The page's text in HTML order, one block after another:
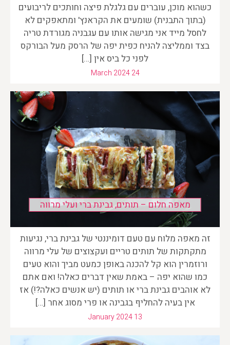
כשהוא מוכן, עוברים עם גלגלת פיצה וחותכים לריבועים
(בתוך התבנית) שומעים את הקראנץ' ומתאפקים לא
לחסל מייד אני מגישה אותו עם עגבניה מגורדת טריה
בצד וממליצה להניח כפית יפה של הרסק מעל הבורקס
לפני כל ביס אין […]
March 2024 24
מאפה חלום – תותים, גבינת ברי ועלי מרווה
זה מאפה מלוח עם טעם דומיננטי של גבינת ברי, נגיעות
מתקתקות של תותים טריים ועקצוצים של עלי מרווה
ורוזמרין הוא קל להכנה באופן כמעט מביך והוא טעים
כמו שהוא יפה – באמת שאין דברים כאלה! ואם אתם
לא אוהבים גבינת ברי או תותים (יש אנשים כאלה?!) אז
אין בעיה להחליף בגבינה או פרי מסוג אחר […]
January 2024 13